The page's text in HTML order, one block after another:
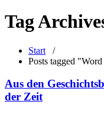
Tag
Start /
Posts tagged
Aus den
der Zeit